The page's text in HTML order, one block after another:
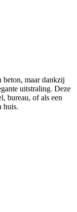
maar dankzij
uitstraling. Deze
bureau, of als een
huis.